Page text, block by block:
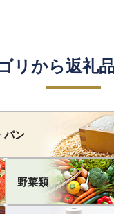
リから返礼
パン
野菜類